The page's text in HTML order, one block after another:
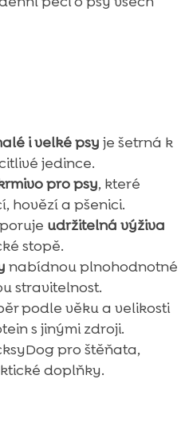
i velké psy je šetrná k
jedince.
pro psy, které
hovězí a pšenici.
udržitelná výživa
stopě.
nabídnou plnohodnotné
stravitelnost.
podle věku a velikosti
s jinými zdroji.
pro štěňata,
doplňky.